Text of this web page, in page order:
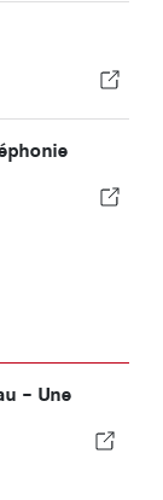
– Une